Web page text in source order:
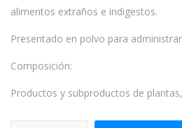
alimentos extraños e indigestos.
Presentado en polvo para
Composición:
Productos y subproductos de